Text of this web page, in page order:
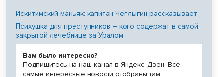
Искитимский маньяк: капитан Чеплыгин рассказывает
Психушка для преступников – кого содержат в самой
закрытой лечебнице за Уралом
Вам было интересно?
Подпишитесь на наш канал в Яндекс. Дзен. Все
самые интересные новости отобраны там.